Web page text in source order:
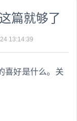
篇就够了
13:14:39
喜好是什么。关